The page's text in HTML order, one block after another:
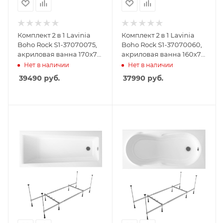
Комплект 2 в 1 Lavinia
Boho Rock S1-37070075,
акриловая ванна 170x75
см, усиленный
металлический каркас с
монтажным набором
Нет в наличии
39490 руб.
Комплект 2 в 1 Lavinia
Boho Rock S1-37070060,
акриловая ванна 160x75
см, усиленный
металлический каркас с
монтажным набором
Нет в наличии
37990 руб.